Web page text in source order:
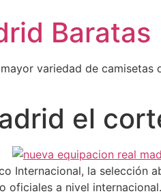
Baratas
variedad de
el
Internacional, la
oficiales a nivel